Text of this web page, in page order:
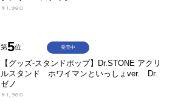
￥1,980
第5位
【グッズ-スタンドポップ】Dr.STONE アクリ
ルスタンド ホワイマンといっしょver. Dr.
ゼノ
￥1,980
発売中